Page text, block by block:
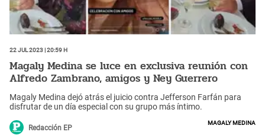
22 Jul 2023 | 20:59 h
Magaly Medina se luce en exclusiva reunión con
Alfredo Zambrano, amigos y Ney Guerrero
Magaly Medina dejó atrás el juicio contra Jefferson Farfán para
disfrutar de un día especial con su grupo más íntimo.
Redacción EP
Magaly Medina